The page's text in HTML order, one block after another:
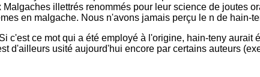
illettrés renommés pour leur science de joutes
en malgache. Nous n'avons jamais perçu le n de hain-
c'est ce mot qui a été employé à l'origine, hain-teny aurait
d'ailleurs usité aujourd'hui encore par certains auteurs